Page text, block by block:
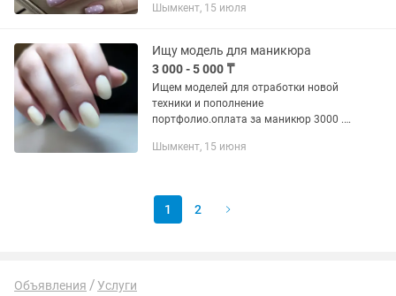
качествода. • Гель покрытие 5000 тг •
Шымкент, 15 июля
Ищу модель для маникюра
3 000 - 5 000 ₸
Ищем моделей для отработки новой
техники и пополнение
портфолио.оплата за маникюр 3000 .
нахожусь в 11мкр
Шымкент, 15 июня
1 2
Объявления Услуги